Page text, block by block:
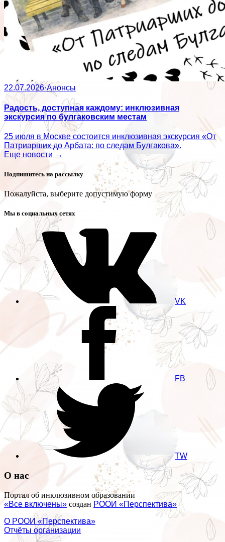
22.07.2026·Анонсы
Радость, доступная каждому: инклюзивная
экскурсия по булгаковским местам
25 июля в Москве состоится инклюзивная экскурсия «От
Патриарших до Арбата: по следам Булгакова».
Еще новости →
Подпишитесь на рассылку
Пожалуйста, выберите допустимую форму
Мы в социальных сетях
VK
FB
TW
О нас
Портал об инклюзивном образовании
«Все включены» создан РООИ «Перспектива»
О РООИ «Перспектива»
Отчёты организации